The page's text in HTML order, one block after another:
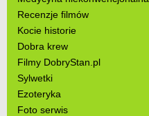
Recenzje filmów
Kocie historie
Dobra krew
Filmy DobryStan.pl
Sylwetki
Ezoteryka
Foto serwis